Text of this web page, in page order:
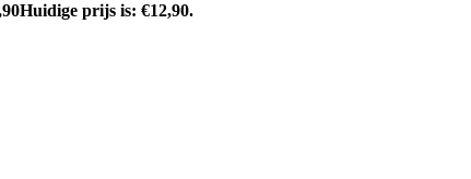
Huidige prijs is: €12,90.